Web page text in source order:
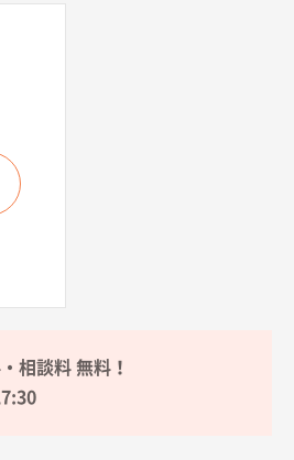
相談料 無料！